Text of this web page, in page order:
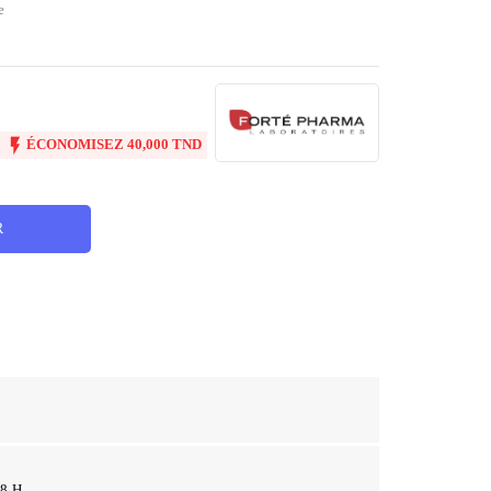
 ÉCONOMISEZ 40,000 TND